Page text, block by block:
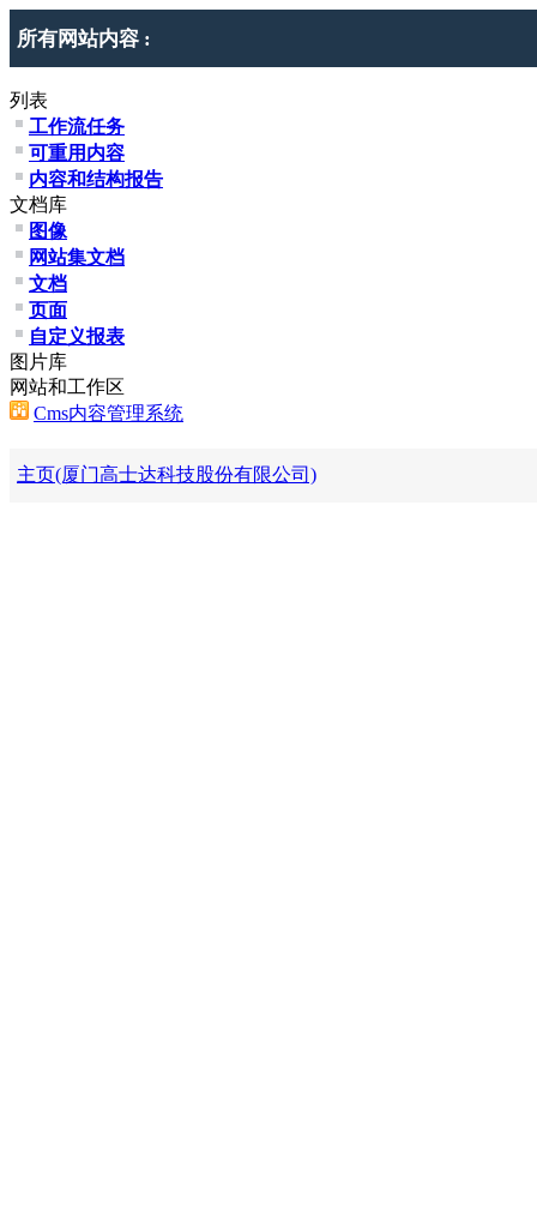
所有网站内容 :
列表
工作流任务
可重用内容
内容和结构报告
文档库
图像
网站集文档
文档
页面
自定义报表
图片库
网站和工作区
Cms内容管理系统
主页(厦门高士达科技股份有限公司)